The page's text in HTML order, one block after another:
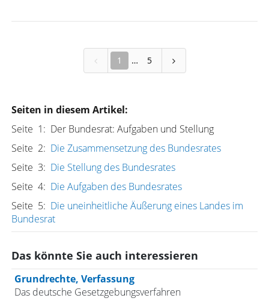
1 5
Seiten in diesem Artikel:
Seite 1: Der Bundesrat: Aufgaben und Stellung
Seite 2: Die Zusammensetzung des Bundesrates
Seite 3: Die Stellung des Bundesrates
Seite 4: Die Aufgaben des Bundesrates
Seite 5: Die uneinheitliche Äußerung eines Landes im
Bundesrat
Das könnte Sie auch interessieren
Grundrechte, Verfassung
Das deutsche Gesetzgebungsverfahren